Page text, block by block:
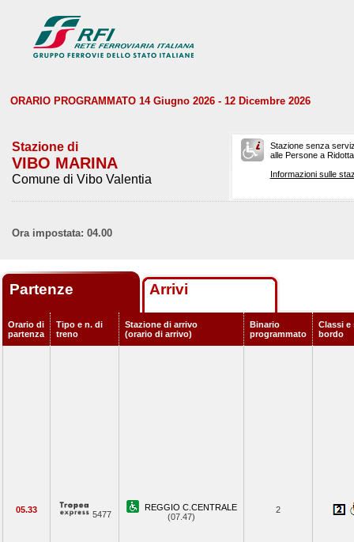
ORARIO PROGRAMMATO 14 Giugno 2026 - 12 Dicembre 2026
Stazione di
VIBO MARINA
Comune di Vibo Valentia
Stazione senza
alle Persone a
Informazioni sulle
Ora impostata: 04.00
Partenze Arrivi
Orario di
partenza
Tipo e n. di
treno
Stazione di arrivo
(orario di arrivo)
Binario
programmato
Classi e
bordo
05.33 5477
REGGIO C.CENTRALE
(07.47)
2